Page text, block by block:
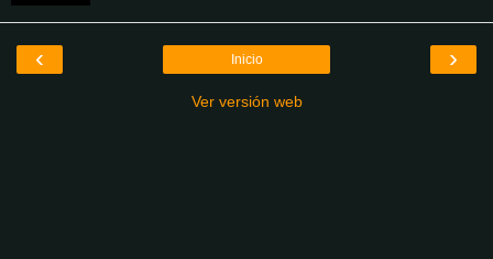
‹ ›
Inicio
Ver versión web